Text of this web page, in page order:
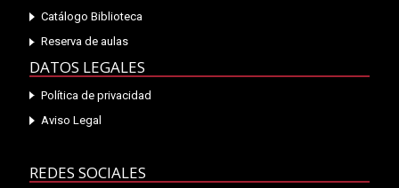
Catálogo Biblioteca
Reserva de aulas
DATOS LEGALES
Política de privacidad
Aviso Legal
REDES SOCIALES